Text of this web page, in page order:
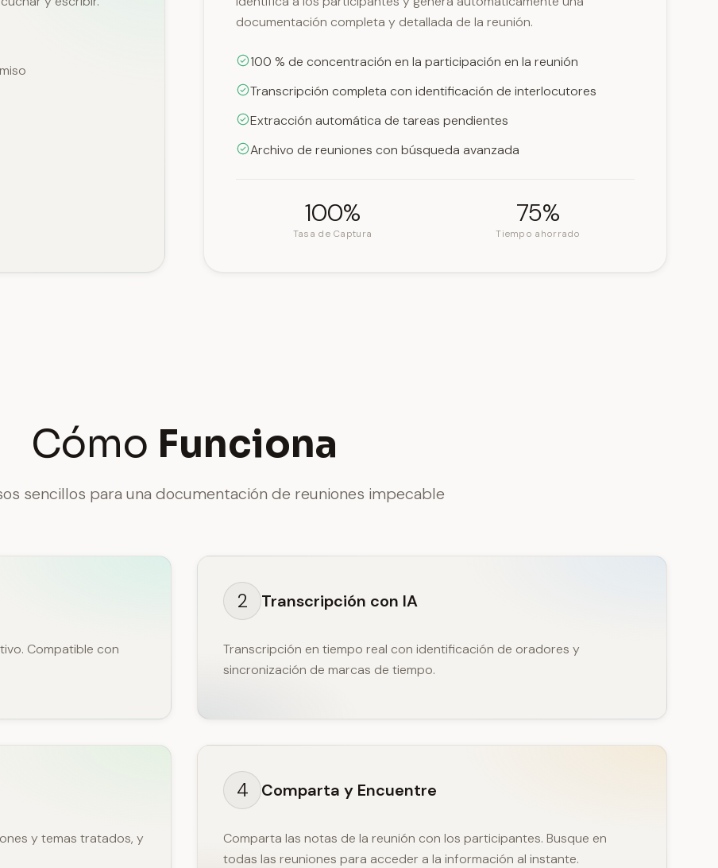
documentación completa y detallada de la reunión.
100 % de concentración en la participación en la reunión
Transcripción completa con identificación de interlocutores
Extracción automática de tareas pendientes
Archivo de reuniones con búsqueda avanzada
100%
Tasa de Captura
75%
Tiempo ahorrado
Cómo Funciona
sencillos para una documentación de reuniones impecable
Compatible con
2 Transcripción con IA
Transcripción en tiempo real con identificación de oradores y
sincronización de marcas de tiempo.
y temas tratados, y
4 Comparta y Encuentre
Comparta las notas de la reunión con los participantes. Busque en
todas las reuniones para acceder a la información al instante.